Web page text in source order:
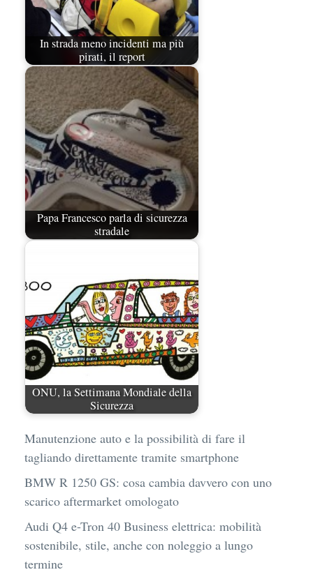
In strada meno incidenti ma più
pirati, il report
Papa Francesco parla di sicurezza
stradale
ONU, la Settimana Mondiale della
Sicurezza
Manutenzione auto e la possibilità di fare il
tagliando direttamente tramite smartphone
BMW R 1250 GS: cosa cambia davvero con uno
scarico aftermarket omologato
Audi Q4 e-Tron 40 Business elettrica: mobilità
sostenibile, stile, anche con noleggio a lungo
termine